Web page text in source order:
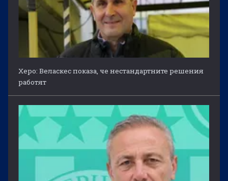
Херо: Веласкес показа, че нестандартните решения
работят